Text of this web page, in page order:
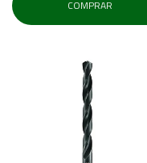
COMPRAR